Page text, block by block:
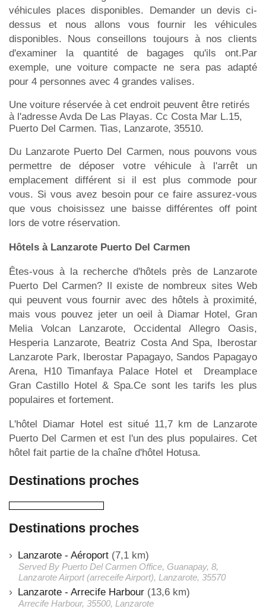
véhicules places disponibles. Demander un devis ci-
dessus et nous allons vous fournir les véhicules
disponibles. Nous conseillons toujours à nos clients
d'examiner la quantité de bagages qu'ils ont.Par
exemple, une voiture compacte ne sera pas adapté
pour 4 personnes avec 4 grandes valises.
Une voiture réservée à cet endroit peuvent être retirés
à l'adresse Avda De Las Playas. Cc Costa Mar L.15,
Puerto Del Carmen. Tias, Lanzarote, 35510.
Du Lanzarote Puerto Del Carmen, nous pouvons vous
permettre de déposer votre véhicule à l'arrêt un
emplacement différent si il est plus commode pour
vous. Si vous avez besoin pour ce faire assurez-vous
que vous choisissez une baisse différentes off point
lors de votre réservation.
Hôtels à Lanzarote Puerto Del Carmen
Êtes-vous à la recherche d'hôtels près de Lanzarote
Puerto Del Carmen? Il existe de nombreux sites Web
qui peuvent vous fournir avec des hôtels à proximité,
mais vous pouvez jeter un oeil à Diamar Hotel, Gran
Melia Volcan Lanzarote, Occidental Allegro Oasis,
Hesperia Lanzarote, Beatriz Costa And Spa, Iberostar
Lanzarote Park, Iberostar Papagayo, Sandos Papagayo
Arena, H10 Timanfaya Palace Hotel et Dreamplace
Gran Castillo Hotel & Spa.Ce sont les tarifs les plus
populaires et fortement.
L'hôtel Diamar Hotel est situé 11,7 km de Lanzarote
Puerto Del Carmen et est l'un des plus populaires. Cet
hôtel fait partie de la chaîne d'hôtel Hotusa.
Destinations proches
Destinations proches
Lanzarote - Aéroport (7,1 km)
Served By Puerto Del Carmen Office, Guanapay, 8,
Lanzarote Airport (arreceife Airport), Lanzarote, 35570
Lanzarote - Arrecife Harbour (13,6 km)
Arrecife Harbour, 35500, Lanzarote